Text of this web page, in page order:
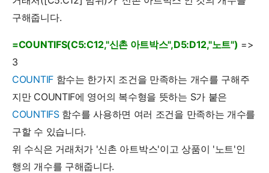
구해줍니다.
=COUNTIFS(C5:C12,"신촌 아트박스",D5:D12,"노트") =>
3
COUNTIF함수는 한가지 조건을 만족하는 개수를 구해주
지만 COUNTIF에 영어의 복수형을 뜻하는 S가 붙은
COUNTIFS함수를 사용하면 여러 조건을 만족하는 개수를
구할 수 있습니다.
위 수식은 거래처가 '신촌 아트박스'이고 상품이 '노트'인
행의 개수를 구해줍니다.